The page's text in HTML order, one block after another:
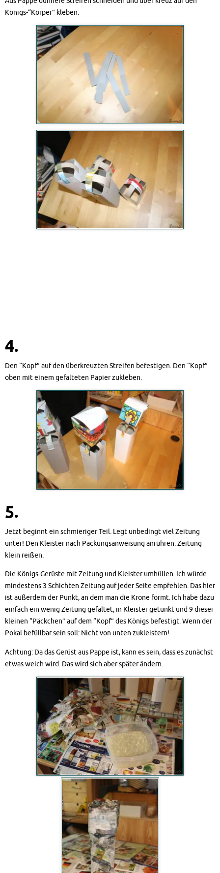
Königs-“Körper” kleben.
4.
Den “Kopf” auf den überkreuzten Streifen befestigen. Den “Kopf”
oben mit einem gefalteten Papier zukleben.
5.
Jetzt beginnt ein schmieriger Teil. Legt unbedingt viel Zeitung
unter! Den Kleister nach Packungsanweisung anrühren. Zeitung
klein reißen.
Die Königs-Gerüste mit Zeitung und Kleister umhüllen. Ich würde
mindestens 3 Schichten Zeitung auf jeder Seite empfehlen. Das hier
ist außerdem der Punkt, an dem man die Krone formt. Ich habe dazu
einfach ein wenig Zeitung gefaltet, in Kleister getunkt und 9 dieser
kleinen “Päckchen” auf dem “Kopf” des Königs befestigt. Wenn der
Pokal befüllbar sein soll: Nicht von unten zukleistern!
Achtung: Da das Gerüst aus Pappe ist, kann es sein, dass es zunächst
etwas weich wird. Das wird sich aber später ändern.